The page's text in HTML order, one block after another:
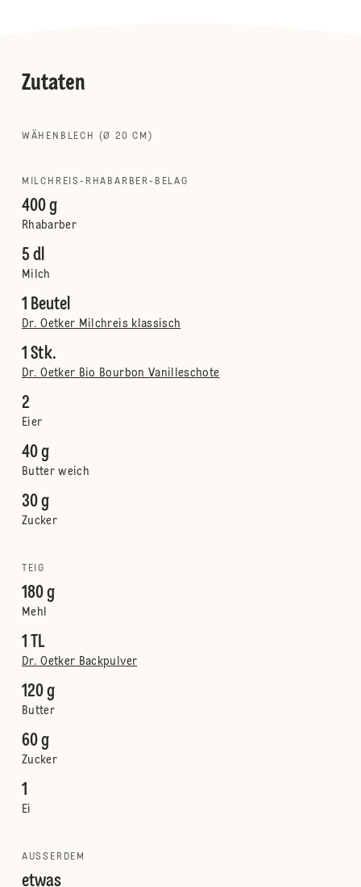
Zutaten
WÄHENBLECH (Ø 20 CM)
MILCHREIS-RHABARBER-BELAG
400 g
Rhabarber
5 dl
Milch
1 Beutel
Dr. Oetker Milchreis klassisch
1 Stk.
Dr. Oetker Bio Bourbon Vanilleschote
2
Eier
40 g
Butter weich
30 g
Zucker
TEIG
180 g
Mehl
1 TL
Dr. Oetker Backpulver
120 g
Butter
60 g
Zucker
1
Ei
AUSSERDEM
etwas